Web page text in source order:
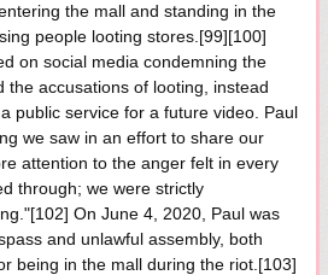
the mall and standing in the
people looting stores.[99][100]
on social media condemning the
the accusations of looting, instead
public service for a future video. Paul
we saw in an effort to share our
attention to the anger felt in every
through; we were strictly
On June 4, 2020, Paul was
and unlawful assembly, both
being in the mall during the riot.[103]